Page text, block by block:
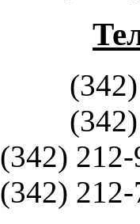
(342)
(342)